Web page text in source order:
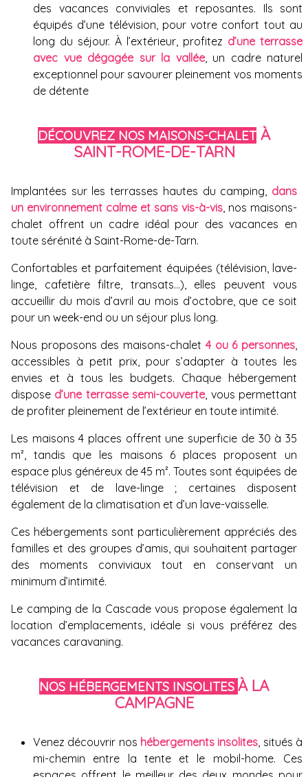
des vacances conviviales et reposantes. Ils sont
équipés d’une télévision, pour votre confort tout au
long du séjour. À l’extérieur, profitez d’une terrasse
avec vue dégagée sur la vallée, un cadre naturel
exceptionnel pour savourer pleinement vos moments
de détente
DÉCOUVREZ NOS MAISONS-CHALET À
SAINT-ROME-DE-TARN
Implantées sur les terrasses hautes du camping, dans
un environnement calme et sans vis-à-vis, nos maisons-
chalet offrent un cadre idéal pour des vacances en
toute sérénité à Saint-Rome-de-Tarn.
Confortables et parfaitement équipées (télévision, lave-
linge, cafetière filtre, transats…), elles peuvent vous
accueillir du mois d’avril au mois d’octobre, que ce soit
pour un week-end ou un séjour plus long.
Nous proposons des maisons-chalet 4 ou 6 personnes,
accessibles à petit prix, pour s’adapter à toutes les
envies et à tous les budgets. Chaque hébergement
dispose d’une terrasse semi-couverte, vous permettant
de profiter pleinement de l’extérieur en toute intimité.
Les maisons 4 places offrent une superficie de 30 à 35
m², tandis que les maisons 6 places proposent un
espace plus généreux de 45 m². Toutes sont équipées de
télévision et de lave-linge ; certaines disposent
également de la climatisation et d’un lave-vaisselle.
Ces hébergements sont particulièrement appréciés des
familles et des groupes d’amis, qui souhaitent partager
des moments conviviaux tout en conservant un
minimum d’intimité.
Le camping de la Cascade vous propose également la
location d’emplacements, idéale si vous préférez des
vacances caravaning.
NOS HÉBERGEMENTS INSOLITES À LA
CAMPAGNE
Venez découvrir nos hébergements insolites, situés à
mi-chemin entre la tente et le mobil-home. Ces